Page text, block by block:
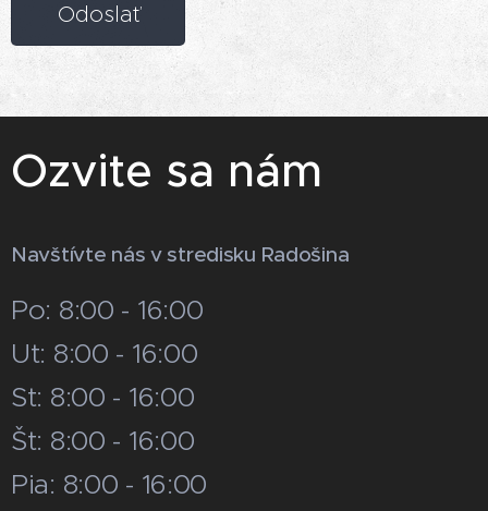
Odoslať
Ozvite sa nám
Navštívte nás v stredisku Radošina
Po: 8:00 - 16:00
Ut: 8:00 - 16:00
St: 8:00 - 16:00
Št: 8:00 - 16:00
Pia: 8:00 - 16:00